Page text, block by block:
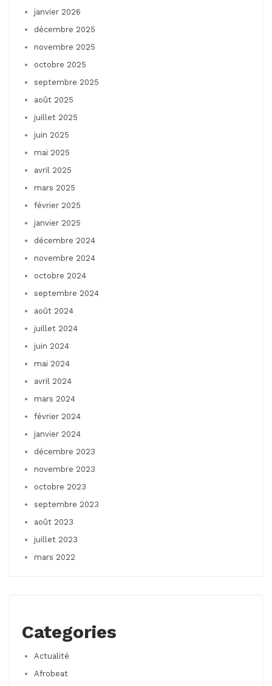
janvier 2026
décembre 2025
novembre 2025
octobre 2025
septembre 2025
août 2025
juillet 2025
juin 2025
mai 2025
avril 2025
mars 2025
février 2025
janvier 2025
décembre 2024
novembre 2024
octobre 2024
septembre 2024
août 2024
juillet 2024
juin 2024
mai 2024
avril 2024
mars 2024
février 2024
janvier 2024
décembre 2023
novembre 2023
octobre 2023
septembre 2023
août 2023
juillet 2023
mars 2022
Categories
Actualité
Afrobeat